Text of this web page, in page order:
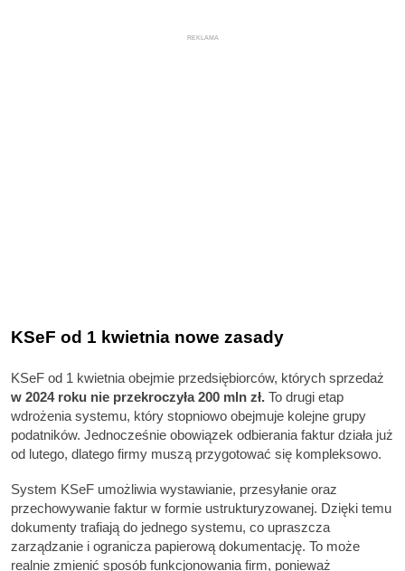
REKLAMA
KSeF od 1 kwietnia nowe zasady
KSeF od 1 kwietnia obejmie przedsiębiorców, których sprzedaż
w 2024 roku nie przekroczyła 200 mln zł. To drugi etap
wdrożenia systemu, który stopniowo obejmuje kolejne grupy
podatników. Jednocześnie obowiązek odbierania faktur działa już
od lutego, dlatego firmy muszą przygotować się kompleksowo.
System KSeF umożliwia wystawianie, przesyłanie oraz
przechowywanie faktur w formie ustrukturyzowanej. Dzięki temu
dokumenty trafiają do jednego systemu, co upraszcza
zarządzanie i ogranicza papierową dokumentację. To może
realnie zmienić sposób funkcjonowania firm, ponieważ